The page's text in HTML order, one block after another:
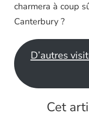
charmera à coup
Canterbury ?
D’autres
Cet